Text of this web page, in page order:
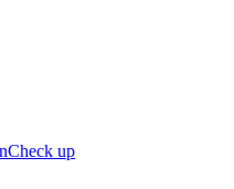
Check up